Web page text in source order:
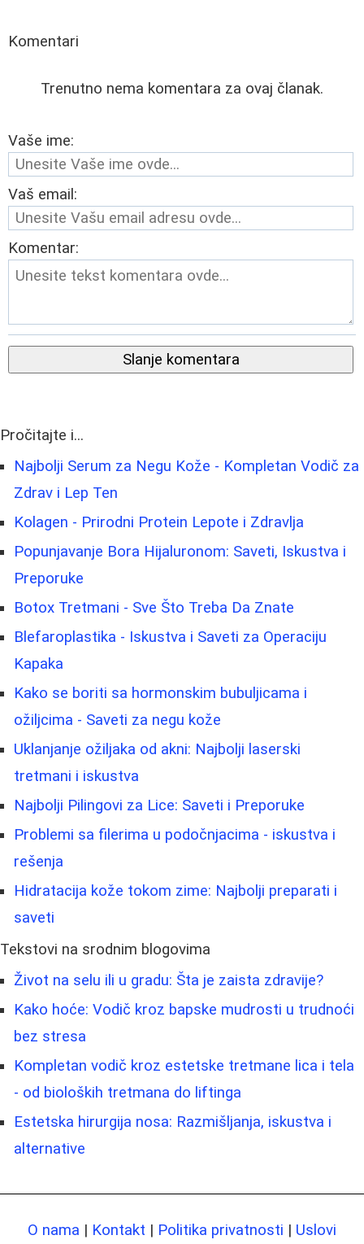
Komentari
Trenutno nema komentara za ovaj članak.
Vaše ime:
Vaš email:
Komentar:
Slanje komentara
Pročitajte i...
Najbolji Serum za Negu Kože - Kompletan Vodič za
Zdrav i Lep Ten
Kolagen - Prirodni Protein Lepote i Zdravlja
Popunjavanje Bora Hijaluronom: Saveti, Iskustva i
Preporuke
Botox Tretmani - Sve Što Treba Da Znate
Blefaroplastika - Iskustva i Saveti za Operaciju
Kapaka
Kako se boriti sa hormonskim bubuljicama i
ožiljcima - Saveti za negu kože
Uklanjanje ožiljaka od akni: Najbolji laserski
tretmani i iskustva
Najbolji Pilingovi za Lice: Saveti i Preporuke
Problemi sa filerima u podočnjacima - iskustva i
rešenja
Hidratacija kože tokom zime: Najbolji preparati i
saveti
Tekstovi na srodnim blogovima
Život na selu ili u gradu: Šta je zaista zdravije?
Kako hoće: Vodič kroz bapske mudrosti u trudnoći
bez stresa
Kompletan vodič kroz estetske tretmane lica i tela
- od bioloških tretmana do liftinga
Estetska hirurgija nosa: Razmišljanja, iskustva i
alternative
O nama | Kontakt | Politika privatnosti | Uslovi